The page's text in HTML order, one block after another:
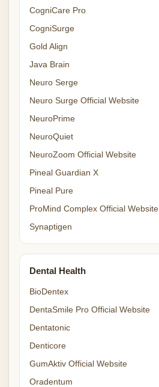
CogniCare Pro
CogniSurge
Gold Align
Java Brain
Neuro Serge
Neuro Surge Official Website
NeuroPrime
NeuroQuiet
NeuroZoom Official Website
Pineal Guardian X
Pineal Pure
ProMind Complex Official Website
Synaptigen
Dental Health
BioDentex
DentaSmile Pro Official Website
Dentatonic
Denticore
GumAktiv Official Website
Oradentum